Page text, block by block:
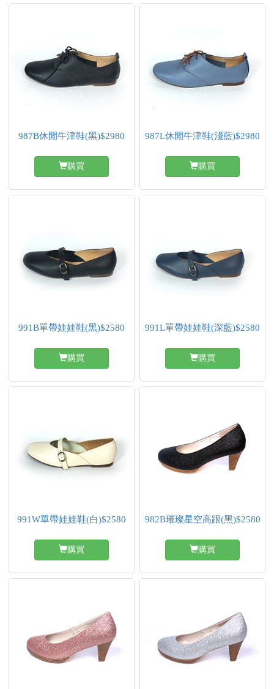
987B休閒牛津鞋(黑)$2980
購買
987L休閒牛津鞋(淺藍)$2980
購買
991B單帶娃娃鞋(黑)$2580
購買
991L單帶娃娃鞋(深藍)$2580
購買
991W單帶娃娃鞋(白)$2580
購買
982B璀璨星空高跟(黑)$2580
購買